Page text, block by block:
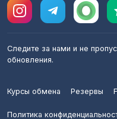
Следите за нами и не
обновления.
Курсы обмена Резервы
Политика